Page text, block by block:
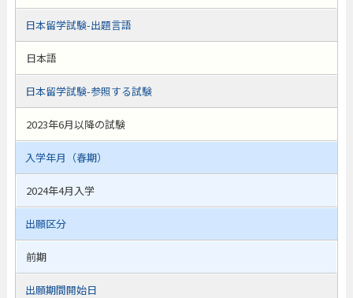
日本留学試験-出題言語
日本語
日本留学試験-参照する試験
2023年6月以降の試験
入学年月（春期）
2024年4月入学
出願区分
前期
出願期間開始日